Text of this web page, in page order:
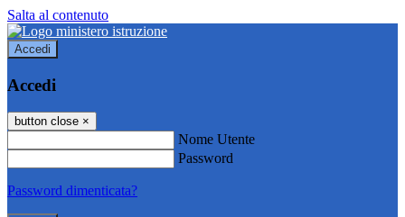
Salta al contenuto
Accedi
Accedi
button close ×
Nome Utente
Password
Password dimenticata?